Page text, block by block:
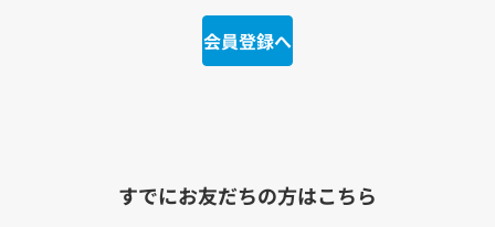
会員登録へ
すでにお友だちの方はこちら